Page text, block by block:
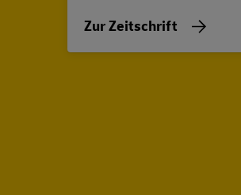
Zur Zeitschrift